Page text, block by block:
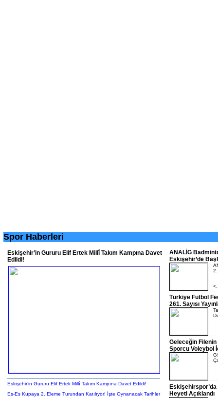
Spor Haberleri
Eskişehir’in Gururu Elif Ertek Millî Takım Kampına Davet
Edildi!
Eskişehir’in Gururu Elif Ertek Millî Takım Kampına Davet Edildi!
Es-Es Kupaya 2. Eleme Turundan Katılıyor! İşte Oynanacak Tarihler
ANALİG
Eskişehir’de
2.
Türkiye Futbol
261. Sayısı
Geleceğin
Sporcu Voleybol
Eskişehirspor’da
Heyeti Açıklandı